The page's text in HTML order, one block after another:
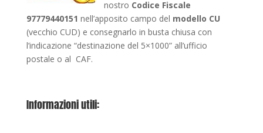
nostro Codice Fiscale
97779440151 nell’apposito campo del modello CU
(vecchio CUD) e consegnarlo in busta chiusa con
l’indicazione “destinazione del 5×1000” all’ufficio
postale o al CAF.
Informazioni utili: